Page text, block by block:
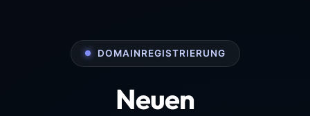
DOMAINREGISTRIERUNG
Neuen